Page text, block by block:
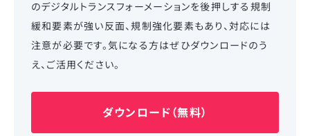
のデジタルトランスフォーメーションを後押しする規制
緩和要素が強い反面、規制強化要素もあり、対応には
注意が必要です。気になる方はぜひダウンロードのう
え、ご活用ください。
ダウンロード（無料）